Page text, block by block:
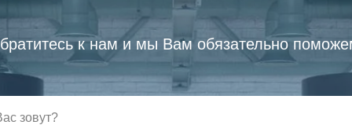
к нам и мы Вам обязательно